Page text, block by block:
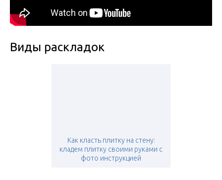
Виды раскладок
Как класть плитку на стену:
кладем плитку своими руками с
фото инструкцией